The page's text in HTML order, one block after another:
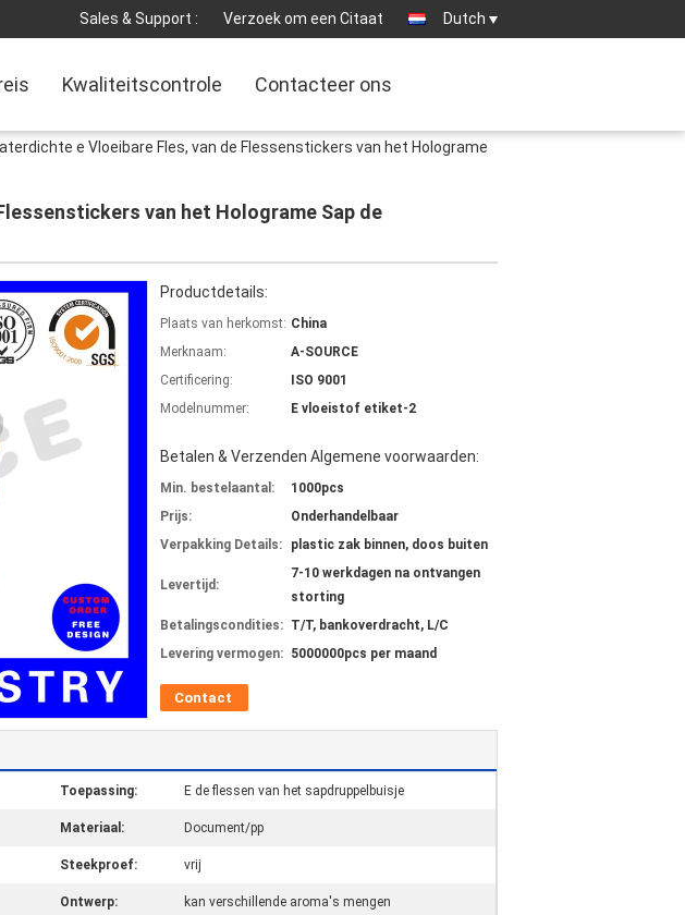
Sales & Support : Verzoek om een Citaat Dutch
Kwaliteitscontrole Contacteer ons
e Vloeibare Fles, van de Flessenstickers van het Holograme
van het Holograme Sap de
Productdetails:
Plaats van herkomst: China
Merknaam:
A-SOURCE
Certificering:
ISO 9001
Modelnummer:
E vloeistof etiket-2
Betalen & Verzenden Algemene voorwaarden:
Min. bestelaantal:
1000pcs
Prijs:
Onderhandelbaar
Verpakking Details:
plastic zak binnen, doos buiten
Levertijd:
7-10 werkdagen na ontvangen
storting
Betalingscondities: T/T, bankoverdracht, L/C
Levering vermogen: 5000000pcs per maand
Contact
Toepassing: E de flessen van het sapdruppelbuisje
Materiaal: Document/pp
Steekproef: vrij
Ontwerp: kan verschillende aroma's mengen